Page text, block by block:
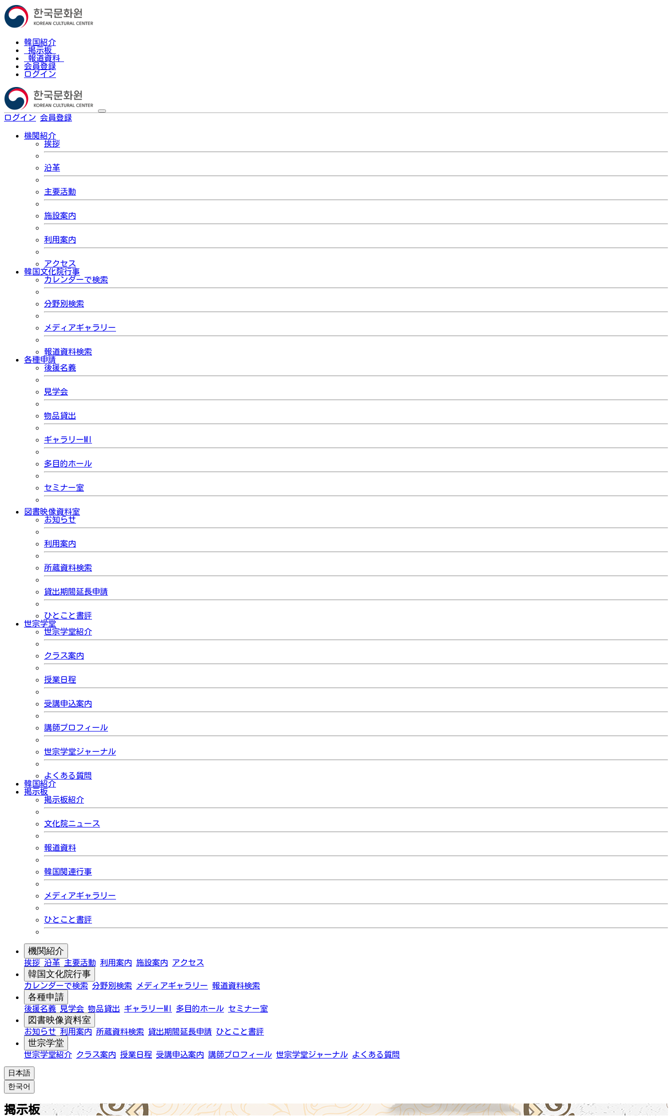
韓国紹介
掲示板
報道資料
会員登録
ログイン
ログイン 会員登録
機関紹介
挨拶
沿革
主要活動
施設案内
利用案内
アクセス
韓国文化院行事
カレンダーで検索
分野別検索
メディアギャラリー
報道資料検索
各種申請
後援名義
見学会
物品貸出
ギャラリーMI
多目的ホール
セミナー室
図書映像資料室
お知らせ
利用案内
所蔵資料検索
貸出期間延長申請
ひとこと書評
世宗学堂
世宗学堂紹介
クラス案内
授業日程
受講申込案内
講師プロフィール
世宗学堂ジャーナル
よくある質問
韓国紹介
掲示板
掲示板紹介
文化院ニュース
報道資料
韓国関連行事
メディアギャラリー
ひとこと書評
機関紹介
挨拶 沿革 主要活動 利用案内 施設案内 アクセス
韓国文化院行事
カレンダーで検索 分野別検索 メディアギャラリー 報道資料検索
各種申請
後援名義 見学会 物品貸出 ギャラリーMI 多目的ホール セミナー室
図書映像資料室
お知らせ 利用案内 所蔵資料検索 貸出期間延長申請 ひとこと書評
世宗学堂
世宗学堂紹介 クラス案内 授業日程 受講申込案内 講師プロフィール 世宗学堂ジャーナル よくある質問
日本語
한국어
掲示板